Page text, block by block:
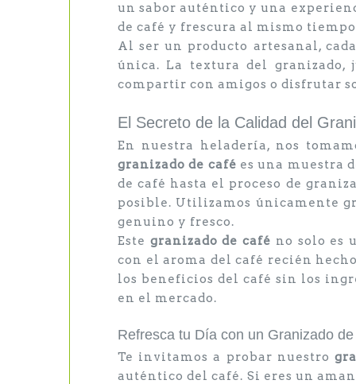
un sabor auténtico y una
de café y frescura al mismo
Al ser un producto artesanal,
única. La textura del
compartir con amigos o disfrutar
El Secreto de la Calidad del
En nuestra heladería, nos
granizado de café es una muestra
de café hasta el proceso de
posible. Utilizamos únicamente
genuino y fresco.
Este granizado de café no solo es
con el aroma del café recién
los beneficios del café sin los
en el mercado.
Refresca tu Día con un Granizado
Te invitamos a probar nuestro
auténtico del café. Si eres un